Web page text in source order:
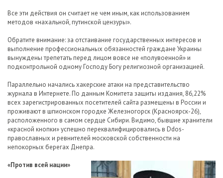
Все эти действия он считает не чем иным, как использованием
методов «нахальной, путинской цензуры».
Обратите внимание: за отстаивание государственных интересов и
выполнение профессиональных обязанностей граждане Украины
вынуждены трепетать перед лицом вовсе не «полувоенной» и
подконтрольной одному Господу Богу религиозной организацией.
Параллельно начались хакерские атаки на представительство
журнала в Интернете. По данным Комитета защиты издания, 86,22%
всех зарегистрированных посетителей сайта размещены в России и
проживают в шпионском городке Железногорск (Красноярск-26),
расположенного в самом сердце Сибири. Видимо, бывшие хранители
«красной кнопки» успешно переквалифицировались в Ddos-
православных и ревнителей московской собственности на
непокорных берегах Днепра.
«Против всей нации»